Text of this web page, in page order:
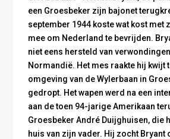
een Groesbeker zijn bajonet
september 1944 koste wat kost met
mee om Nederland te bevrijden.
niet eens hersteld van
Normandië. Het mes raakte hij kwijt
omgeving van de Wylerbaan in
gedropt. Het wapen werd na een
aan de toen 94-jarige Amerikaan
Groesbeker André Duijghuisen, die
huis van zijn vader. Hij zocht Bryant